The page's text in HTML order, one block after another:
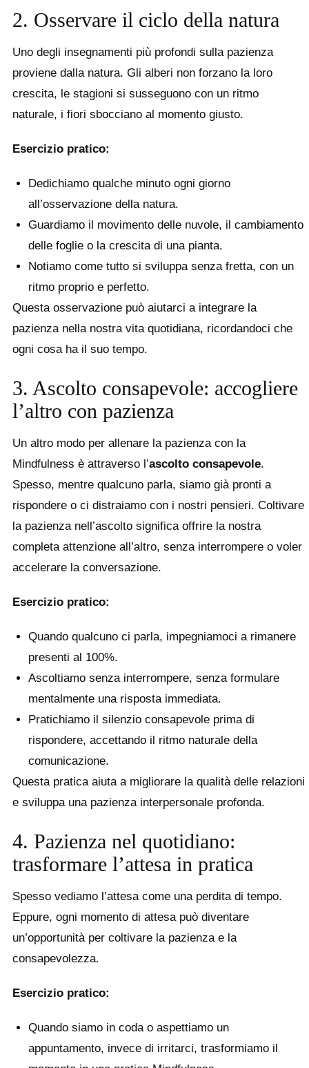
2. Osservare il ciclo della natura
Uno degli insegnamenti più profondi sulla pazienza
proviene dalla natura. Gli alberi non forzano la loro
crescita, le stagioni si susseguono con un ritmo
naturale, i fiori sbocciano al momento giusto.
Esercizio pratico:
Dedichiamo qualche minuto ogni giorno
all’osservazione della natura.
Guardiamo il movimento delle nuvole, il cambiamento
delle foglie o la crescita di una pianta.
Notiamo come tutto si sviluppa senza fretta, con un
ritmo proprio e perfetto.
Questa osservazione può aiutarci a integrare la
pazienza nella nostra vita quotidiana, ricordandoci che
ogni cosa ha il suo tempo.
3. Ascolto consapevole: accogliere
l’altro con pazienza
Un altro modo per allenare la pazienza con la
Mindfulness è attraverso l’ascolto consapevole.
Spesso, mentre qualcuno parla, siamo già pronti a
rispondere o ci distraiamo con i nostri pensieri. Coltivare
la pazienza nell’ascolto significa offrire la nostra
completa attenzione all’altro, senza interrompere o voler
accelerare la conversazione.
Esercizio pratico:
Quando qualcuno ci parla, impegniamoci a rimanere
presenti al 100%.
Ascoltiamo senza interrompere, senza formulare
mentalmente una risposta immediata.
Pratichiamo il silenzio consapevole prima di
rispondere, accettando il ritmo naturale della
comunicazione.
Questa pratica aiuta a migliorare la qualità delle relazioni
e sviluppa una pazienza interpersonale profonda.
4. Pazienza nel quotidiano:
trasformare l’attesa in pratica
Spesso vediamo l’attesa come una perdita di tempo.
Eppure, ogni momento di attesa può diventare
un’opportunità per coltivare la pazienza e la
consapevolezza.
Esercizio pratico:
Quando siamo in coda o aspettiamo un
appuntamento, invece di irritarci, trasformiamo il